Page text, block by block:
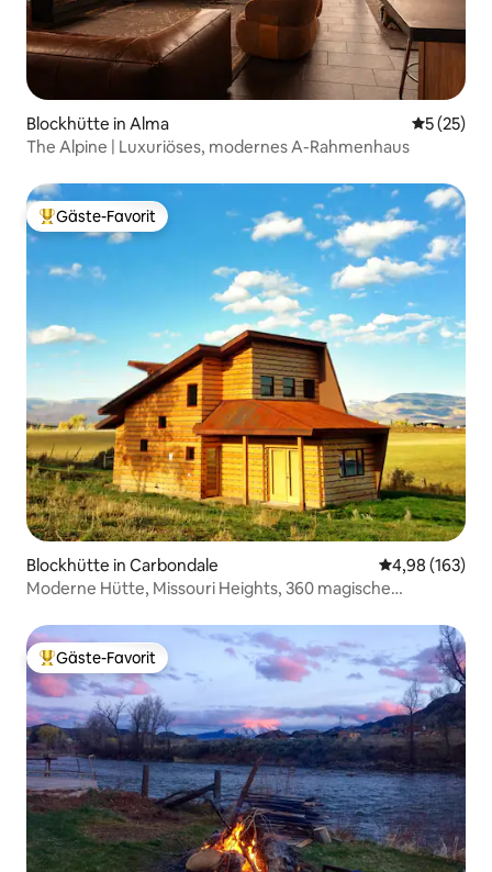
Blockhütte in Alma
5 (25)
The Alpine | Luxuriöses, modernes A-Rahmenhaus
Beliebter Gäste-Favorit.
Gäste-Favorit
Blockhütte in Carbondale
4,98 (163)
Moderne Hütte, Missouri Heights, 360 magische
Beliebter Gäste-Favorit.
Gäste-Favorit